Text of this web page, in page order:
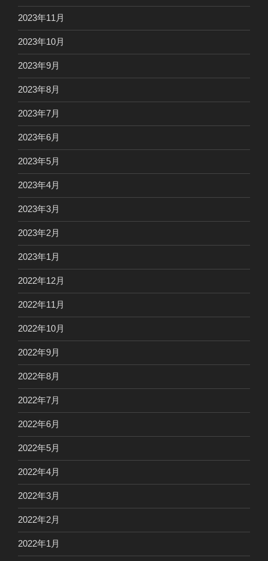
2023年11月
2023年10月
2023年9月
2023年8月
2023年7月
2023年6月
2023年5月
2023年4月
2023年3月
2023年2月
2023年1月
2022年12月
2022年11月
2022年10月
2022年9月
2022年8月
2022年7月
2022年6月
2022年5月
2022年4月
2022年3月
2022年2月
2022年1月